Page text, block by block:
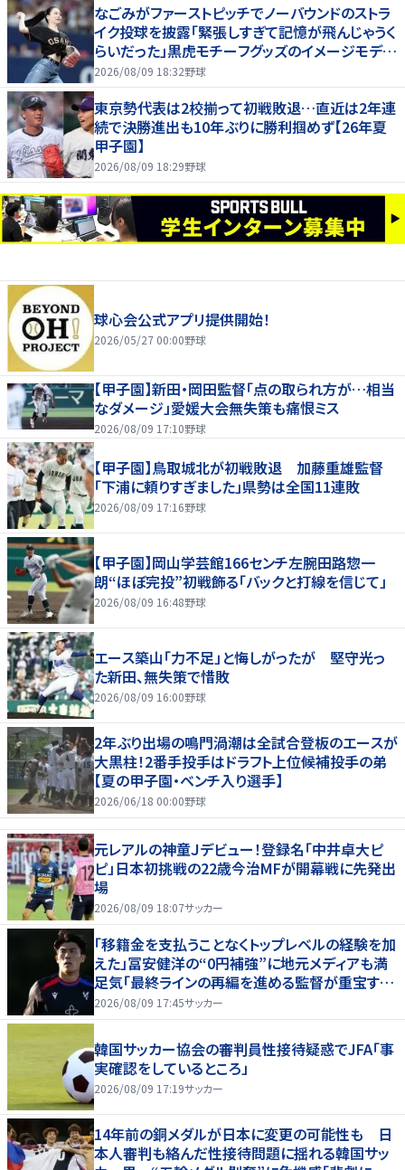
なごみがファーストピッチでノーバウンドのストラ
イク投球を披露「緊張しすぎて記憶が飛んじゃうく
らいだった」黒虎モチーフグッズのイメージモデル
を務める
2026/08/09 18:32野球
東京勢代表は2校揃って初戦敗退…直近は2年連
続で決勝進出も10年ぶりに勝利掴めず【26年夏
甲子園】
2026/08/09 18:29野球
球心会公式アプリ提供開始！
2026/05/27 00:00野球
【甲子園】新田・岡田監督「点の取られ方が…相当
なダメージ」愛媛大会無失策も痛恨ミス
2026/08/09 17:10野球
【甲子園】鳥取城北が初戦敗退 加藤重雄監督
「下浦に頼りすぎました」県勢は全国11連敗
2026/08/09 17:16野球
【甲子園】岡山学芸館166センチ左腕田路惣一
朗“ほぼ完投”初戦飾る「バックと打線を信じて」
2026/08/09 16:48野球
エース築山「力不足」と悔しがったが 堅守光っ
た新田、無失策で惜敗
2026/08/09 16:00野球
2年ぶり出場の鳴門渦潮は全試合登板のエースが
大黒柱！2番手投手はドラフト上位候補投手の弟
【夏の甲子園・ベンチ入り選手】
2026/06/18 00:00野球
元レアルの神童Ｊデビュー！登録名「中井卓大ピ
ピ」日本初挑戦の22歳今治MFが開幕戦に先発出
場
2026/08/09 18:07サッカー
「移籍金を支払うことなくトップレベルの経験を加
えた」冨安健洋の“0円補強”に地元メディアも満
足気「最終ラインの再編を進める監督が重宝する
柔軟性を備えている」
2026/08/09 17:45サッカー
韓国サッカー協会の審判員性接待疑惑でJFA「事
実確認をしているところ」
2026/08/09 17:19サッカー
14年前の銅メダルが日本に変更の可能性も 日
本人審判も絡んだ性接待問題に揺れる韓国サッ